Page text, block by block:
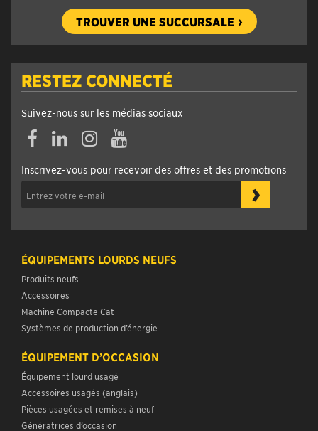
TROUVER UNE SUCCURSALE
RESTEZ CONNECTÉ
Suivez-nous sur les médias sociaux
FacebookLinkedinInstagramYouTube
Inscrivez-vous pour recevoir des offres et des promotions
›
ÉQUIPEMENTS LOURDS NEUFS
Produits neufs
Accessoires
Machine Compacte Cat
Systèmes de production d’énergie
ÉQUIPEMENT D’OCCASION
Équipement lourd usagé
Accessoires usagés (anglais)
Pièces usagées et remises à neuf
Génératrices d’occasion